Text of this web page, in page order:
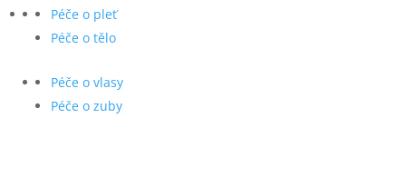
Péče o pleť
Péče o tělo
Péče o vlasy
Péče o zuby